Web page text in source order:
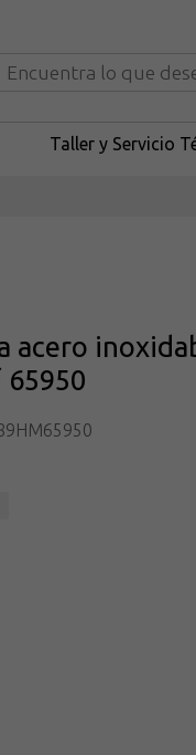
Taller y Servicio
acero
65950